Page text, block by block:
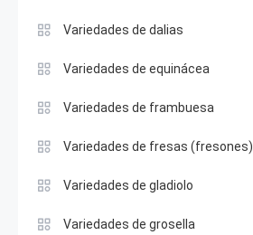
Variedades de dalias
Variedades de equinácea
Variedades de frambuesa
Variedades de fresas (fresones)
Variedades de gladiolo
Variedades de grosella